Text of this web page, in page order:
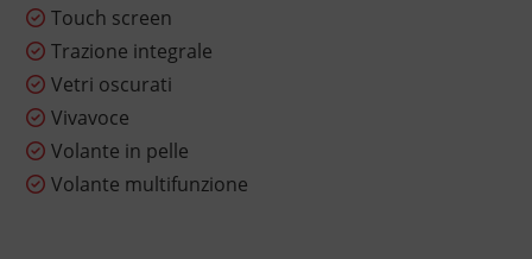
Touch screen
Trazione integrale
Vetri oscurati
Vivavoce
Volante in pelle
Volante multifunzione